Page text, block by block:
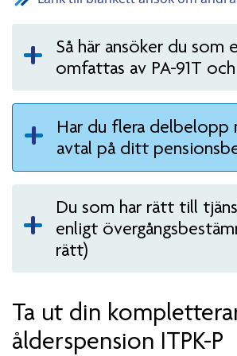
Så här ansöker du som
omfattas av PA-91T och
Har du flera delbelopp
avtal på ditt
Du som har rätt till
enligt
rätt)
Ta ut din
ålderspension ITPK-P